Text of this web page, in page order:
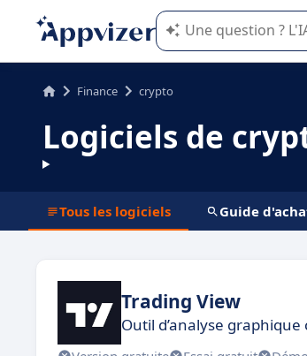
L'IA de Appvizer
Finance crypto
Logiciels de
Tous les logiciels Guide
Trading View
Outil d’analyse